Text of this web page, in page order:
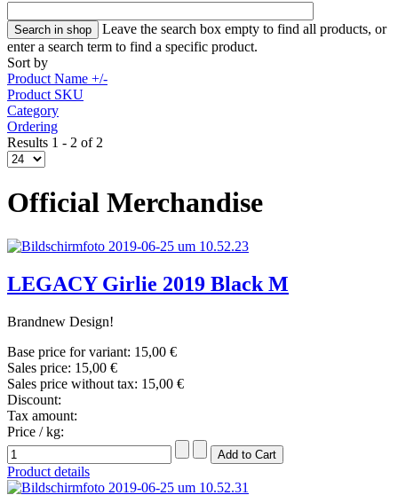
Leave the search box empty to find all products, or
enter a search term to find a specific product.
Sort by
Product Name +/-
Product SKU
Category
Ordering
Results 1 - 2 of 2
Official Merchandise
LEGACY Girlie 2019 Black M
Brandnew Design!
Base price for variant: 15,00 €
Sales price: 15,00 €
Sales price without tax: 15,00 €
Discount:
Tax amount:
Price / kg:
Product details